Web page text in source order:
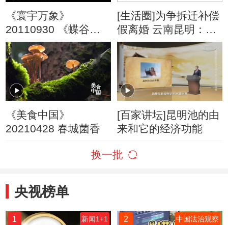
《寰宇万象》
20110930 《蝶谷秘
境》
[生活圈]为争拆迁补偿
假离婚 云南昆明：村
民集体离婚 到底为了
啥
《美食中国》
20210428 春城菌香
[百家讲坛]昆明池的由
来和它的经济功能
换一批
央视榜单
1 新闻1+1 2 中国法治观察